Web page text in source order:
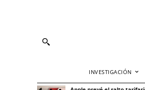
INVESTIGACIÓN